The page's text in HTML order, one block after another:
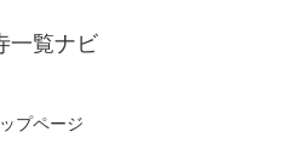
一覧ナビ
ップページ